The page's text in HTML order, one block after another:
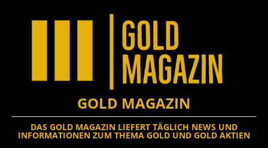
GOLD MAGAZIN
DAS GOLD MAGAZIN LIEFERT TÄGLICH NEWS UND
INFORMATIONEN ZUM THEMA GOLD UND GOLD AKTIEN